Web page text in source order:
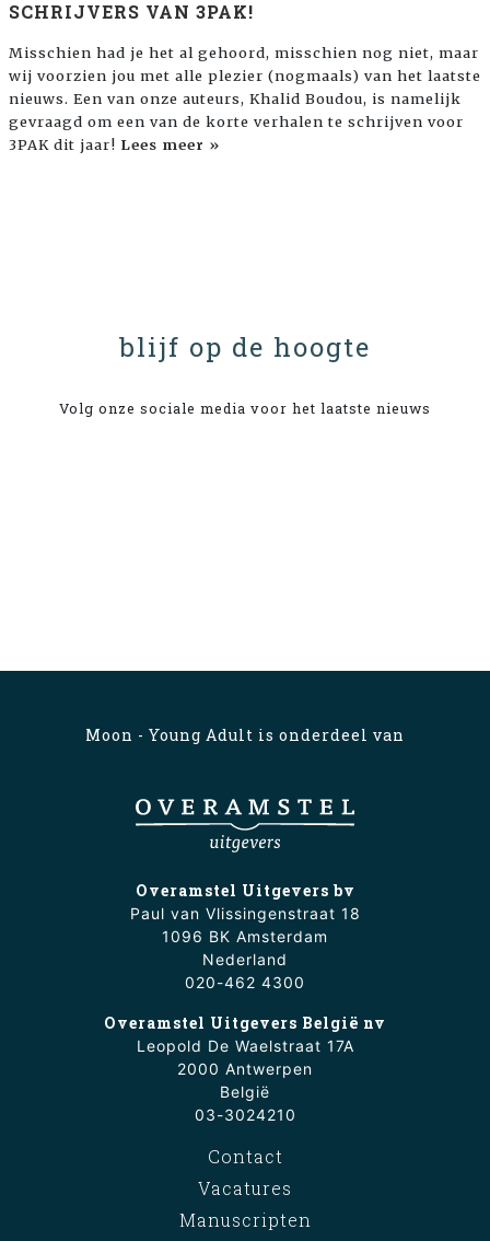
SCHRIJVERS VAN 3PAK!
Misschien had je het al gehoord, misschien nog niet, maar
wij voorzien jou met alle plezier (nogmaals) van het laatste
nieuws. Een van onze auteurs, Khalid Boudou, is namelijk
gevraagd om een van de korte verhalen te schrijven voor
3PAK dit jaar! Lees meer »
blijf op de hoogte
Volg onze sociale media voor het laatste nieuws
Moon - Young Adult is onderdeel van
Overamstel Uitgevers bv
Paul van Vlissingenstraat 18
1096 BK Amsterdam
Nederland
020-462 4300
Overamstel Uitgevers België nv
Leopold De Waelstraat 17A
2000 Antwerpen
België
03-3024210
Contact
Vacatures
Manuscripten